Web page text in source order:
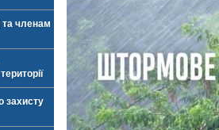
та членам
захисту